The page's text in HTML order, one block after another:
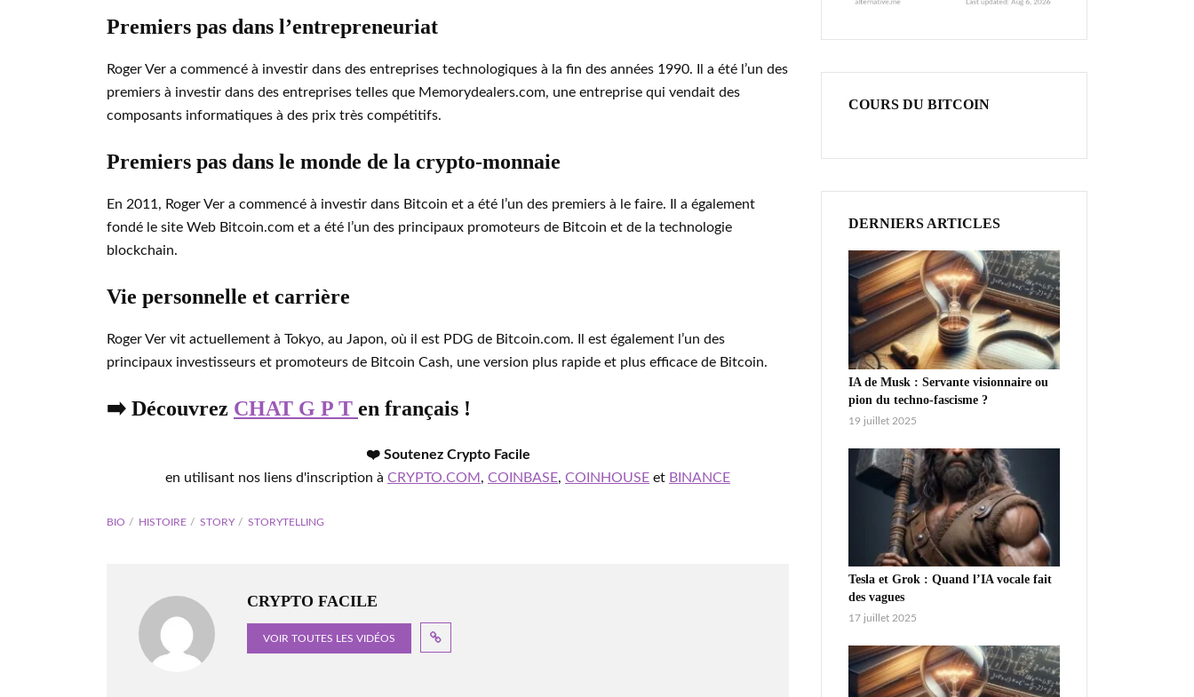
Premiers pas dans l’entrepreneuriat
Roger Ver a commencé à investir dans des entreprises technologiques à la fin des années 1990. Il a été l’un des
premiers à investir dans des entreprises telles que Memorydealers.com, une entreprise qui vendait des
composants informatiques à des prix très compétitifs.
Premiers pas dans le monde de la crypto-monnaie
En 2011, Roger Ver a commencé à investir dans Bitcoin et a été l’un des premiers à le faire. Il a également
fondé le site Web Bitcoin.com et a été l’un des principaux promoteurs de Bitcoin et de la technologie
blockchain.
Vie personnelle et carrière
Roger Ver vit actuellement à Tokyo, au Japon, où il est PDG de Bitcoin.com. Il est également l’un des
principaux investisseurs et promoteurs de Bitcoin Cash, une version plus rapide et plus efficace de Bitcoin.
➡️ Découvrez CHAT G P T en français !
❤️ Soutenez Crypto Facile
en utilisant nos liens d'inscription à CRYPTO.COM , COINBASE, COINHOUSE et BINANCE
BIO HISTOIRE STORY STORYTELLING
CRYPTO FACILE
VOIR TOUTES LES VIDÉOS
COURS DU BITCOIN
DERNIERS ARTICLES
IA de Musk : Servante visionnaire ou
pion du techno-fascisme ?
19 juillet 2025
Tesla et Grok : Quand l’IA vocale fait
des vagues
17 juillet 2025